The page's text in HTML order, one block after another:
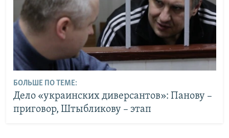
БОЛЬШЕ ПО ТЕМЕ:
Дело «украинских диверсантов»: Панову –
приговор, Штыбликову – этап